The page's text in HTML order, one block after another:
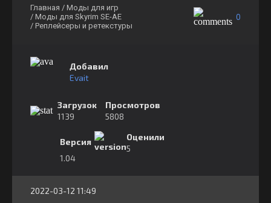
Главная / Моды для игр
/ Моды для Skyrim SE-AE
/ Реплейсеры и ретекстуры
0
Добавил
Evait
Загрузок
1139
Просмотров
5808
Версия
1.04
Оценили
5
2022-03-12 11:49